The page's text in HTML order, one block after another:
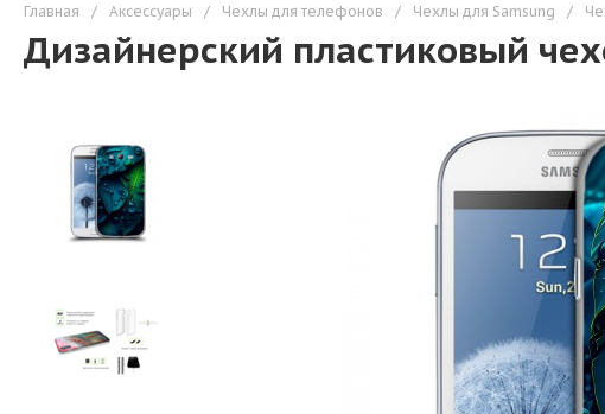
Главная / Аксессуары / Чехлы для телефонов / Чехлы для Samsung /
Дизайнерский пластиковый